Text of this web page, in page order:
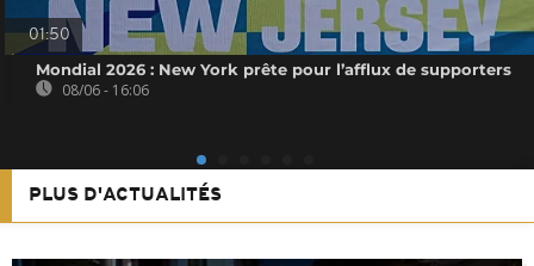
01:50
Mondial 2026 : New York prête pour l’afflux de supporters
08/06 - 16:06
PLUS D'ACTUALITÉS